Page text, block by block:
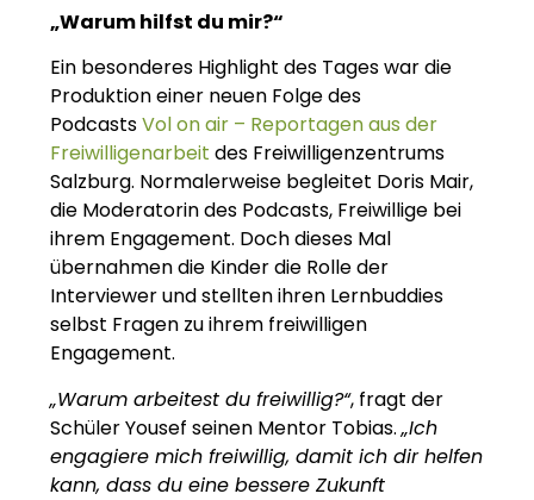
„Warum hilfst du mir?“
Ein besonderes Highlight des Tages war die
Produktion einer neuen Folge des
PodcastsVol on air – Reportagen aus der
Freiwilligenarbeit des Freiwilligenzentrums
Salzburg. Normalerweise begleitet Doris Mair,
die Moderatorin des Podcasts, Freiwillige bei
ihrem Engagement. Doch dieses Mal
übernahmen die Kinder die Rolle der
Interviewer und stellten ihren Lernbuddies
selbst Fragen zu ihrem freiwilligen
Engagement.
„Warum arbeitest du freiwillig?“, fragt der
Schüler Yousef seinen Mentor Tobias.„Ich
engagiere mich freiwillig, damit ich dir helfen
kann, dass du eine bessere Zukunft